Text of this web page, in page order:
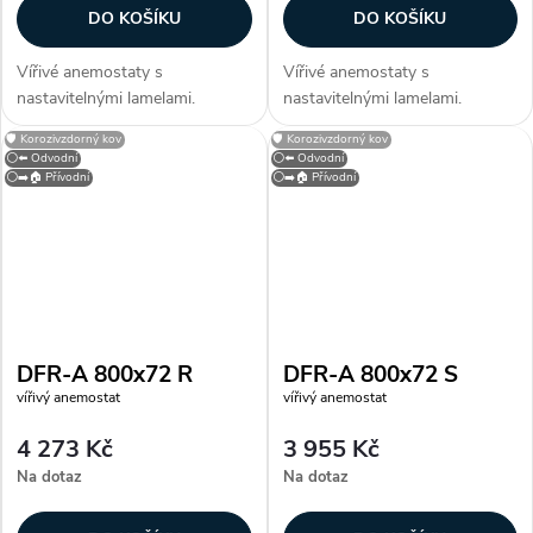
DO KOŠÍKU
Vířivé anemostaty s
nastavitelnými lamelami.
Konstrukce Anemostaty jsou
vyrobeny z galvanizovaného
plechu opatřeného bílou
DO KOŠÍKU
Vířivé anemostaty s
nastavitelnými lamelami.
Konstrukce Anemostaty jsou
vyrobeny z galvanizovaného
plechu opatřeného bílou
⚪⬅️ Odvodní
⚪➡️🏠 Přívodní
🛡️ Korozivzdorný kov
DFR-A 800x72 R
vířivý anemostat
4 273 Kč
Na dotaz
⚪⬅️ Odvodní
⚪➡️🏠 Přívodní
🛡️ Korozivzdorný kov
DFR-A 800x72 S
vířivý anemostat
3 955 Kč
Na dotaz